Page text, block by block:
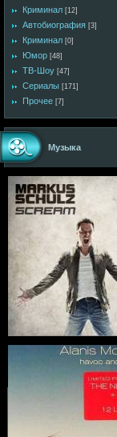
Криминал [12]
Автобиография [3]
Криминал [0]
Юмор [48]
ТВ-Шоу [47]
Сериалы [171]
Прочее [7]
Музыка